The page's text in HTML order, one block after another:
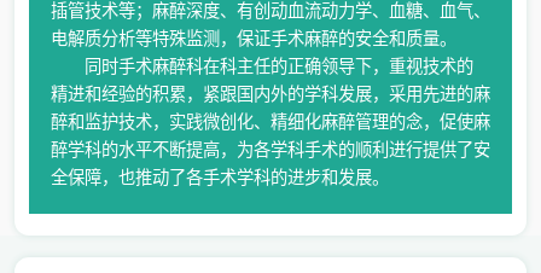
插管技术等；麻醉深度、有创动血流动力学、血糖、血气、
电解质分析等特殊监测，保证手术麻醉的安全和质量。
同时手术麻醉科在科主任的正确领导下，重视技术的
精进和经验的积累，紧跟国内外的学科发展，采用先进的麻
醉和监护技术，实践微创化、精细化麻醉管理的念，促使麻
醉学科的水平不断提高，为各学科手术的顺利进行提供了安
全保障，也推动了各手术学科的进步和发展。